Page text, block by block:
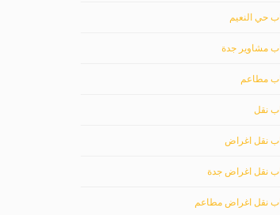
حي النعيم
مشاوير جدة
مطاعم
نقل
نقل اغراض
نقل اغراض جدة
نقل اغراض مطاعم